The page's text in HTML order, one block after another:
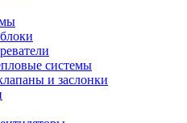
системы
и заслонки